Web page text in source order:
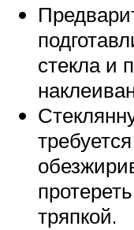
стекла и
тряпкой.